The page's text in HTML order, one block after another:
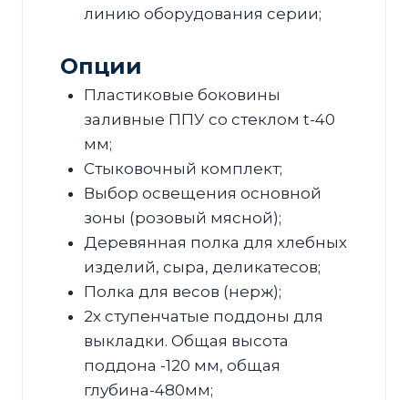
линию оборудования серии;
Опции
Пластиковые боковины
заливные ППУ со стеклом t-40
мм;
Стыковочный комплект;
Выбор освещения основной
зоны (розовый мясной);
Деревянная полка для хлебных
изделий, сыра, деликатесов;
Полка для весов (нерж);
2х ступенчатые поддоны для
выкладки. Общая высота
поддона -120 мм, общая
глубина-480мм;